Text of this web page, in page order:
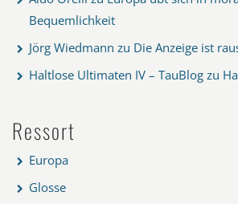
Bequemlichkeit
Jörg Wiedmann zu Die Anzeige ist
Haltlose Ultimaten IV – TauBlog zu
Ressort
Europa
Glosse